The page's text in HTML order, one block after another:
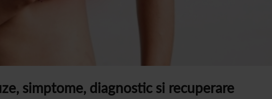
simptome, diagnostic si recuperare